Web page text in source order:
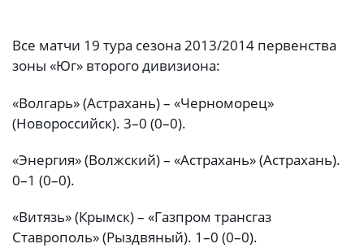
Все матчи 19 тура сезона 2013/2014 первенства
зоны «Юг» второго дивизиона:
«Волгарь» (Астрахань) – «Черноморец»
(Новороссийск). 3–0 (0–0).
«Энергия» (Волжский) – «Астрахань» (Астрахань).
0–1 (0–0).
«Витязь» (Крымск) – «Газпром трансгаз
Ставрополь» (Рыздвяный). 1–0 (0–0).